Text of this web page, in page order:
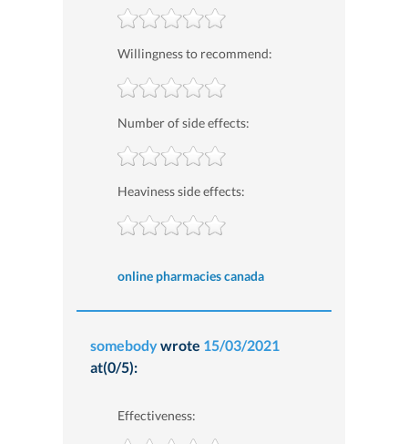
Willingness to recommend:
Number of side effects:
Heaviness side effects:
online pharmacies canada
somebodywrote 15/03/2021
at(0/5):
Effectiveness: